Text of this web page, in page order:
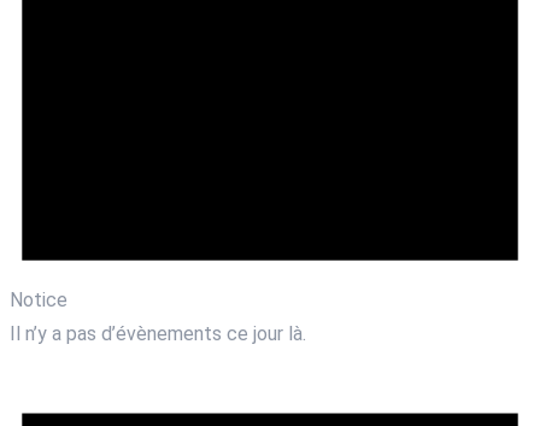
Notice
Il n’y a pas d’évènements ce jour là.